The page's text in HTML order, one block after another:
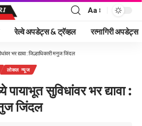
Font
Resizer
Aa
रेल्वे अपडेट्स & ट्रॅव्हल रत्नागिरी अपडेट्स
भर द्यावा : जिल्हाधिकारी मनुज जिंदल
लोकल न्यूज
सुविधांवर भर द्यावा :
जिंदल